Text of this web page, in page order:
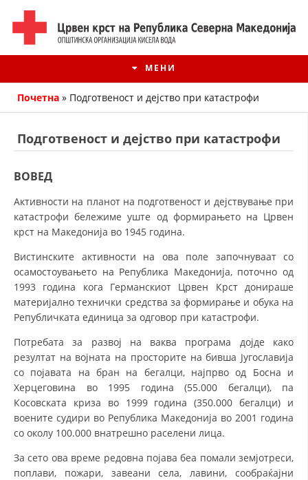
МЕНИ
ИСТОРИЈАТ НА ЦКРМ
ИСТОРИЈАТ НА ДВИЖЕЊЕТО
КОНТАКТ ИНФОРМАЦИИ
ЧЛЕНСТВО ВО ПРОФЕСИОНАЛНИ ТЕЛА
ЗАКОН ЗА ЦКРМ
Почетна » Подготвеност и дејство при катастрофи
Подготвеност и дејство при катастрофи
ВОВЕД
Активности на планот на подготвеност и дејствување при
катастрофи бележиме уште од формирањето на Црвен
крст на Македонија во 1945 година.
Вистинските активности на ова поле започнуваат со
осамостоувањето на Република Македонија, поточно од
1993 година кога Германскиот Црвен Крст донираше
материјално технички средства за формирање и обука на
Републичката единица за одговор при катастрофи.
Потребата за развој на ваква програма дојде како
резултат на војната на просторите на бивша Југославија
со појавата на бран на бегалци, најпрво од Босна и
Херцеговина во 1995 година (55.000 бегалци), па
Косовската криза во 1999 година (350.000 бегалци) и
воените судири во Република Македонија во 2001 година
со околу 100.000 внатрешно раселени лица.
За сето ова време редовна појава беа помали земјотреси,
поплави, пожари, завеани села, лавини, сообраќајни